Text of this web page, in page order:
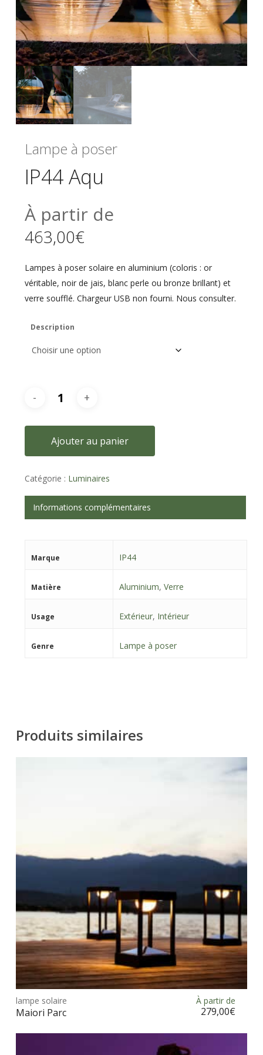
Lampe à poser
IP44 Aqu
À partir de
463,00€
Lampes à poser solaire en aluminium (coloris : or
véritable, noir de jais, blanc perle ou bronze brillant) et
verre soufflé. Chargeur USB non fourni. Nous consulter.
Description
Ajouter au panier
Catégorie : Luminaires
Informations complémentaires
Marque IP44
Matière Aluminium, Verre
Usage Extérieur, Intérieur
Genre Lampe à poser
Produits similaires
Ce
lampe solaire
Maiori Parc
À partir de
279,00€